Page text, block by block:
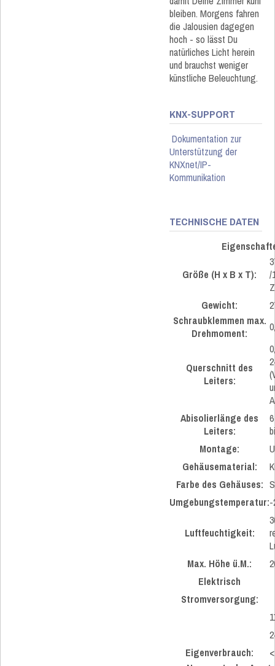
bleiben. Morgens fahren
die Jalousien dagegen
hoch - so lässt Du
natürliches Licht herein
und brauchst weniger
künstliche Beleuchtung.
KNX-SUPPORT
Dokumentation zur
Unterstützung der
KNXnet/IP-
Kommunikation
TECHNISCHE DATEN
Größe (H x B x T):
/
Gewicht:
Schraubklemmen max.
Drehmoment:
Querschnitt des
Leiters:
Abisolierlänge des
Leiters:
Montage:
Gehäusematerial:
Farbe des Gehäuses:
Umgebungstemperatur:-
Luftfeuchtigkeit:
Max. Höhe ü.M.:
Elektrisch
Stromversorgung:
Eigenverbrauch: